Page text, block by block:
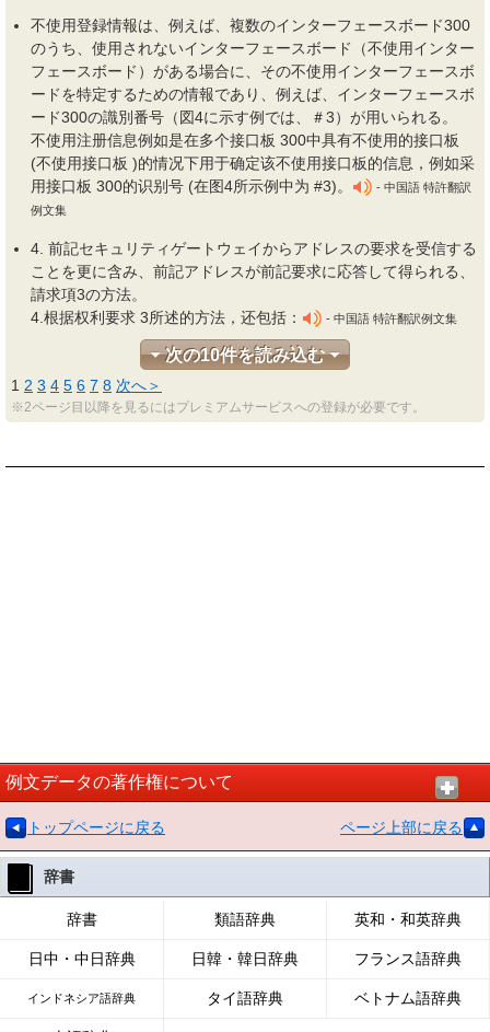
不使用登録情報は、例えば、複数のインターフェースボード300
のうち、使用されないインターフェースボード（不使用インター
フェースボード）がある場合に、その不使用インターフェースボ
ードを特定するための情報であり、例えば、インターフェースボ
ード300の識別番号（図4に示す例では、＃3）が用いられる。
不使用注册信息例如是在多个接口板 300中具有不使用的接口板
(不使用接口板 )的情况下用于确定该不使用接口板的信息，例如采
用接口板 300的识别号 (在图4所示例中为 #3)。
- 中国語 特許翻訳
例文集
4. 前記セキュリティゲートウェイからアドレスの要求を受信する
ことを更に含み、前記アドレスが前記要求に応答して得られる、
請求項3の方法。
4.根据权利要求 3所述的方法，还包括：
- 中国語 特許翻訳例文集
次の10件を読み込む
1 2 3 4 5 6 7 8 次へ＞
※2ページ目以降を見るにはプレミアムサービスへの登録が必要です。
例文データの著作権について
トップページに戻る ページ上部に戻る
辞書
辞書 類語辞典 英和・和英辞典
日中・中日辞典 日韓・韓日辞典 フランス語辞典
インドネシア語辞典 タイ語辞典 ベトナム語辞典